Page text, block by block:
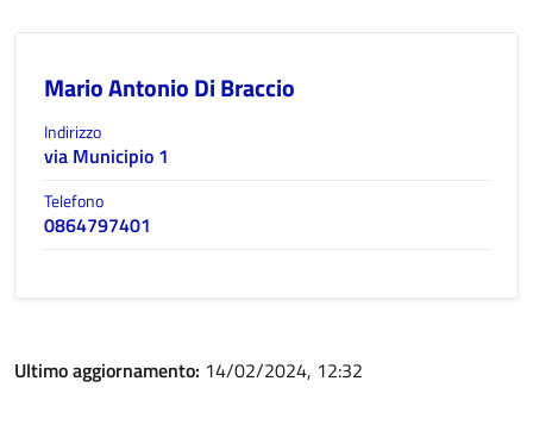
Mario Antonio Di Braccio
Indirizzo
via Municipio 1
Telefono
0864797401
Ultimo aggiornamento: 14/02/2024, 12:32